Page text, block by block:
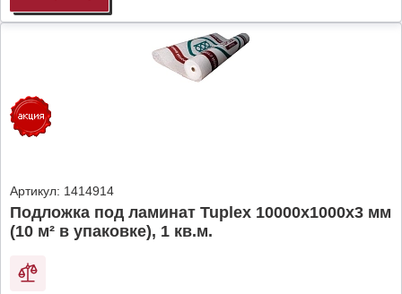
Артикул: 1414914
Подложка под ламинат Tuplex 10000x1000x3 мм
(10 м² в упаковке), 1 кв.м.